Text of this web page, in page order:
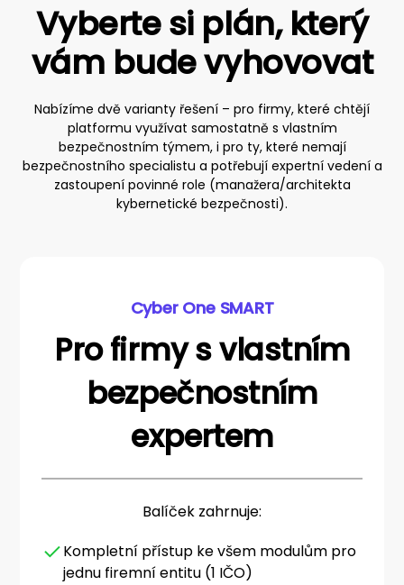
Vyberte si plán, který
vám bude vyhovovat
Nabízíme dvě varianty řešení – pro firmy, které chtějí
platformu využívat samostatně s vlastním
bezpečnostním týmem, i pro ty, které nemají
bezpečnostního specialistu a potřebují expertní vedení a
zastoupení povinné role (manažera/architekta
kybernetické bezpečnosti).
Cyber One SMART
Pro firmy s vlastním
bezpečnostním
expertem
Balíček zahrnuje:
Kompletní přístup ke všem modulům pro
jednu firemní entitu (1 IČO)